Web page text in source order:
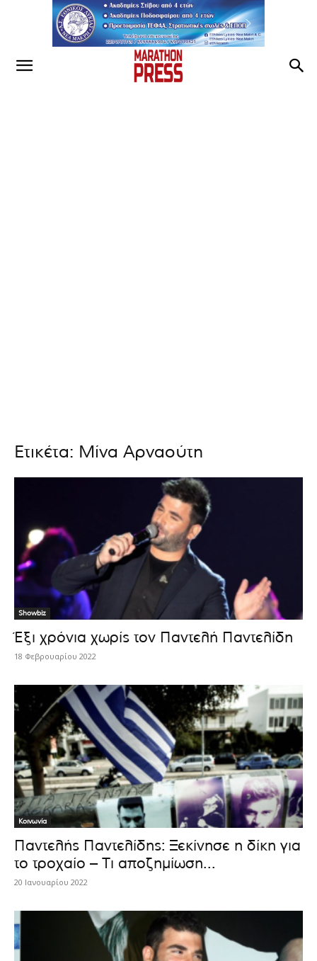
Ετικέτα: Μίνα Αρναούτη
Showbiz
Έξι χρόνια χωρίς τον Παντελή Παντελίδη
18 Φεβρουαρίου 2022
Κοινωνία
Παντελής Παντελίδης: Ξεκίνησε η δίκη για
το τροχαίο – Τι αποζημίωση...
20 Ιανουαρίου 2022